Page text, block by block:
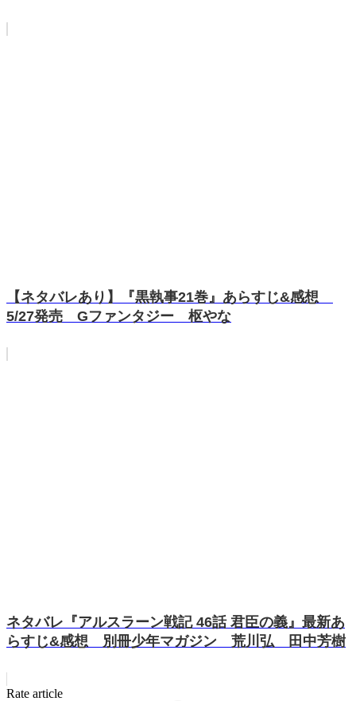
【ネタバレあり】『黒執事21巻』あらすじ&感想
5/27発売 Gファンタジー 枢やな
ネタバレ『アルスラーン戦記 46話 君臣の義』最新あ
らすじ&感想 別冊少年マガジン 荒川弘 田中芳樹
Rate article